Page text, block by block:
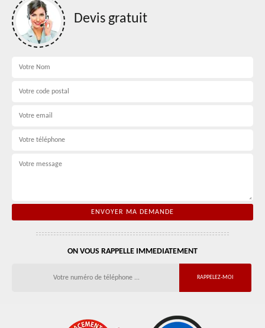
Devis gratuit
ON VOUS RAPPELLE IMMEDIATEMENT